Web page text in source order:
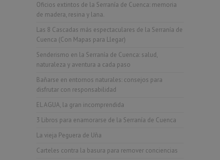
Oficios extintos de la Serranía de Cuenca: memoria
de madera, resina y lana.
Las 8 Cascadas más espectaculares de la Serranía de
Cuenca (Con Mapas para Llegar)
Senderismo en la Serranía de Cuenca: salud,
naturaleza y aventura a cada paso
Bañarse en entornos naturales: consejos para
disfrutar con responsabilidad
EL AGUA, la gran incomprendida
3 Libros para enamorarse de la Serranía de Cuenca
La vieja Peguera de Uña
Carteles contra la basura para remover conciencias